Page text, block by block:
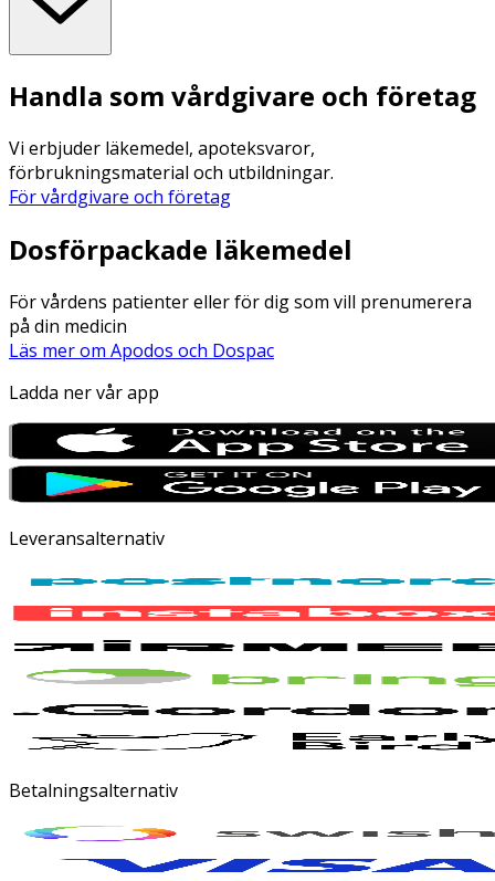
Handla som vårdgivare och företag
Vi erbjuder läkemedel, apoteksvaror,
förbrukningsmaterial och utbildningar.
För vårdgivare och företag
Dosförpackade läkemedel
För vårdens patienter eller för dig som vill prenumerera
på din medicin
Läs mer om Apodos och Dospac
Ladda ner vår app
Leveransalternativ
Betalningsalternativ